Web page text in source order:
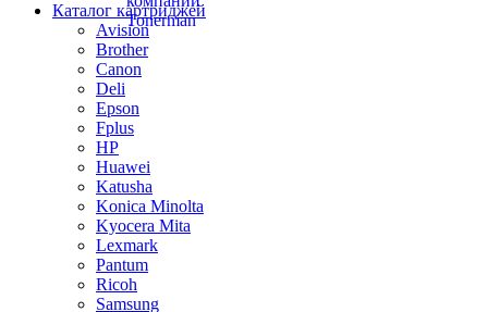
Каталог картриджей
Avision
Brother
Canon
Deli
Epson
Fplus
HP
Huawei
Katusha
Konica Minolta
Kyocera Mita
Lexmark
Pantum
Ricoh
Samsung